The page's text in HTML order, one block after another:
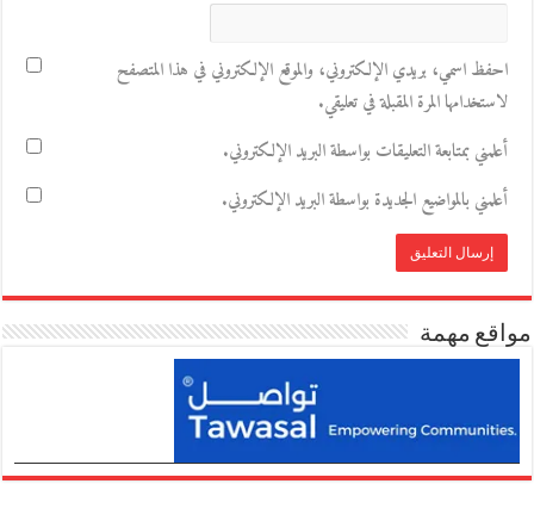
احفظ اسمي، بريدي الإلكتروني، والموقع الإلكتروني في هذا المتصفح
لاستخدامها المرة المقبلة في تعليقي.
أعلمني بمتابعة التعليقات بواسطة البريد الإلكتروني.
أعلمني بالمواضيع الجديدة بواسطة البريد الإلكتروني.
مواقع مهمة